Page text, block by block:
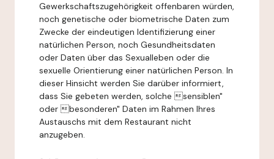
Gewerkschaftszugehörigkeit offenbaren würden,
noch genetische oder biometrische Daten zum
Zwecke der eindeutigen Identifizierung einer
natürlichen Person, noch Gesundheitsdaten
oder Daten über das Sexualleben oder die
sexuelle Orientierung einer natürlichen Person. In
dieser Hinsicht werden Sie darüber informiert,
dass Sie gebeten werden, solche sensiblen"
oder besonderen" Daten im Rahmen Ihres
Austauschs mit dem Restaurant nicht
anzugeben.